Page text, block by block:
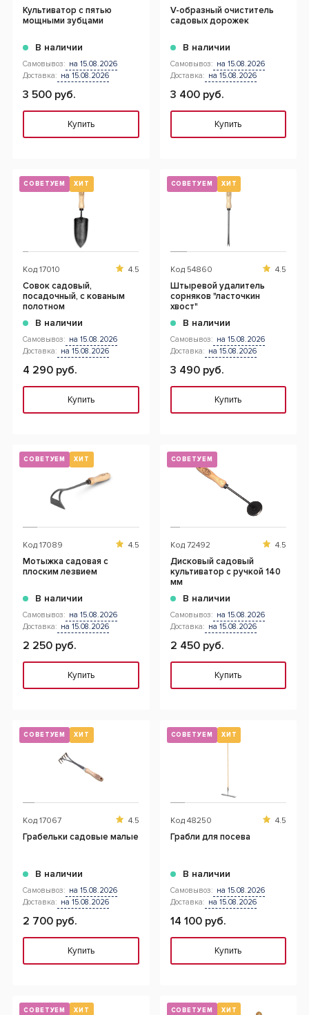
Культиватор с пятью
мощными зубцами
В наличии
Самовывоз: на 15.08.2026
Доставка: на 15.08.2026
3 500 руб.
Купить
V-образный очиститель
садовых дорожек
В наличии
Самовывоз: на 15.08.2026
Доставка: на 15.08.2026
3 400 руб.
Купить
СОВЕТУЕМ ХИТ
Код 17010 4.5
Совок садовый,
посадочный, с кованым
полотном
В наличии
Самовывоз: на 15.08.2026
Доставка: на 15.08.2026
4 290 руб.
Купить
СОВЕТУЕМ ХИТ
Код 54860 4.5
Штыревой удалитель
сорняков "ласточкин
хвост"
В наличии
Самовывоз: на 15.08.2026
Доставка: на 15.08.2026
3 490 руб.
Купить
СОВЕТУЕМ ХИТ
Код 17089 4.5
Мотыжка садовая с
плоским лезвием
В наличии
Самовывоз: на 15.08.2026
Доставка: на 15.08.2026
2 250 руб.
Купить
СОВЕТУЕМ
Код 72492 4.5
Дисковый садовый
культиватор с ручкой 140
мм
В наличии
Самовывоз: на 15.08.2026
Доставка: на 15.08.2026
2 450 руб.
Купить
СОВЕТУЕМ ХИТ
Код 17067 4.5
Грабельки садовые малые
В наличии
Самовывоз: на 15.08.2026
Доставка: на 15.08.2026
2 700 руб.
Купить
СОВЕТУЕМ ХИТ
Код 48250 4.5
Грабли для посева
В наличии
Самовывоз: на 15.08.2026
Доставка: на 15.08.2026
14 100 руб.
Купить
СОВЕТУЕМ ХИТ СОВЕТУЕМ ХИТ